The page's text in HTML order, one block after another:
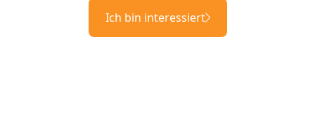
Ich bin interessiert